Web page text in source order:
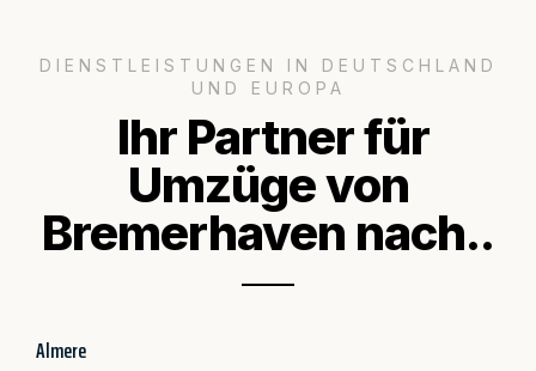
DIENSTLEISTUNGEN IN DEUTSCHLAND
UND EUROPA
Ihr Partner für
Umzüge von
Bremerhaven nach..
Almere